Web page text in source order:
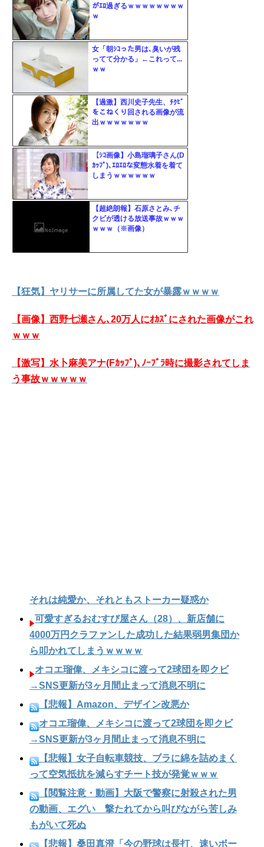
がｴﾛ過ぎるｗｗｗｗｗｗｗｗ
ｗ
女「朝ｼｺった男は､臭いが残
ってて分かる」←これって...
ｗｗ
【過激】西川史子先生、ﾁｸﾋﾞ
をこねくり回される画像が流
出ｗｗｗｗｗｗｗ
【ｼｺ画像】小島瑠璃子さん(D
ｶｯﾌﾟ)､ｴﾛｴﾛな変態水着を着て
しまうｗｗｗｗｗｗ
【超絶朗報】石原さとみ､チ
クビが透ける放送事故ｗｗｗ
ｗｗｗ（※画像）
【狂気】ヤリサーに所属してた女が暴露ｗｗｗｗ
【画像】西野七瀬さん､20万人にｵｶｽﾞにされた画像がこれ
ｗｗｗ
【激写】水卜麻美アナ(Fｶｯﾌﾟ)､ﾉｰﾌﾞﾗ時に撮影されてしま
う事故ｗｗｗｗｗ
それは純愛か、それともストーカー疑惑か
可愛すぎるおむすび屋さん（28）、新店舗に
4000万円クラファンした成功した結果弱男集団か
ら叩かれてしまうｗｗｗｗ
オコエ瑠偉、メキシコに渡って2球団を即クビ
→SNS更新が3ヶ月間止まって消息不明に
【悲報】Amazon、デザイン改悪か
オコエ瑠偉、メキシコに渡って2球団を即クビ
→SNS更新が3ヶ月間止まって消息不明に
【悲報】女子自転車競技、ブラに綿を詰めまく
って空気抵抗を減らすチート技が発覚ｗｗｗ
【閲覧注意・動画】大阪で警察に射殺された男
の動画、エグい 撃たれてから叫びながら苦しみ
もがいて死ぬ
【悲報】桑田真澄「今の野球は長打、速いボー